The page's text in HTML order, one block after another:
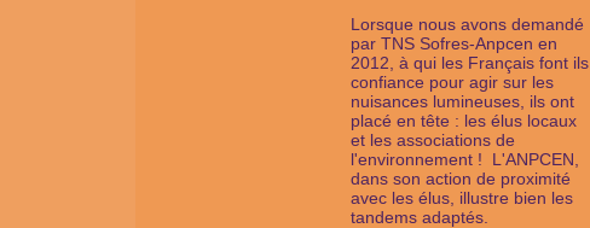
Lorsque nous avons demandé
par TNS Sofres-Anpcen en
2012, à qui les Français font ils
confiance pour agir sur les
nuisances lumineuses, ils ont
placé en tête : les élus locaux
et les associations de
l'environnement ! L'ANPCEN,
dans son action de proximité
avec les élus, illustre bien les
tandems adaptés.